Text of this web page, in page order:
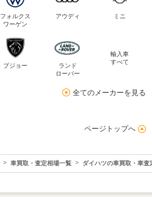
フォルクス
ワーゲン
アウディ ミニ
プジョー
ランド
ローバー
輸入車
すべて
全てのメーカーを見る
ページトップへ
車買取・査定相場一覧 ダイハツの車買取・車査